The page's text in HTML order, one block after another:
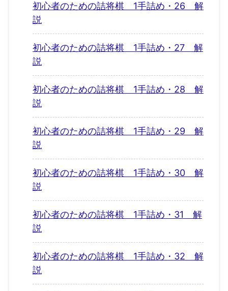
初心者のための詰将棋 1手詰め・26 解
説
初心者のための詰将棋 1手詰め・27 解
説
初心者のための詰将棋 1手詰め・28 解
説
初心者のための詰将棋 1手詰め・29 解
説
初心者のための詰将棋 1手詰め・30 解
説
初心者のための詰将棋 1手詰め・31 解
説
初心者のための詰将棋 1手詰め・32 解
説